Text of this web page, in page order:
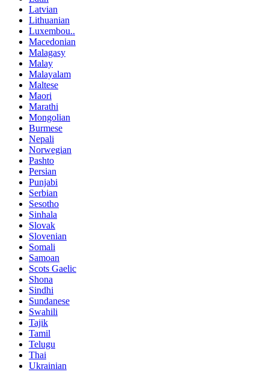
Latvian
Lithuanian
Luxembou..
Macedonian
Malagasy
Malay
Malayalam
Maltese
Maori
Marathi
Mongolian
Burmese
Nepali
Norwegian
Pashto
Persian
Punjabi
Serbian
Sesotho
Sinhala
Slovak
Slovenian
Somali
Samoan
Scots Gaelic
Shona
Sindhi
Sundanese
Swahili
Tajik
Tamil
Telugu
Thai
Ukrainian